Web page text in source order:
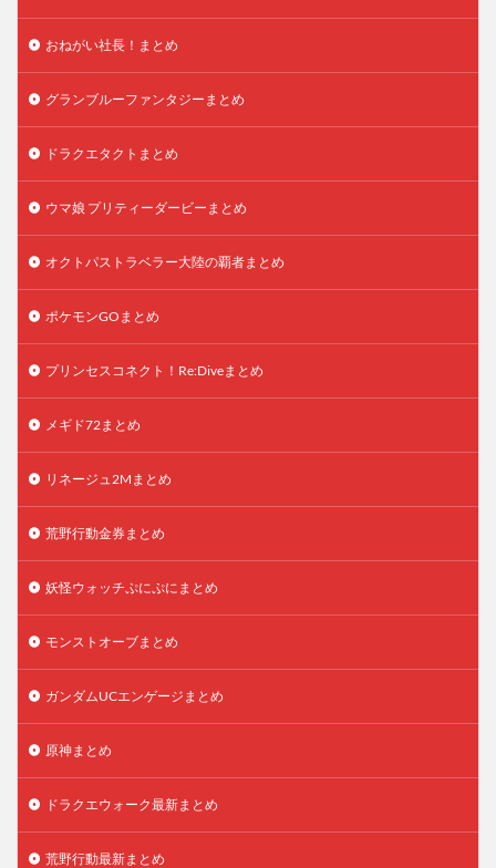
おねがい社長！まとめ
グランブルーファンタジーまとめ
ドラクエタクトまとめ
ウマ娘 プリティーダービーまとめ
オクトパストラベラー大陸の覇者まとめ
ポケモンGOまとめ
プリンセスコネクト！Re:Diveまとめ
メギド72まとめ
リネージュ2Mまとめ
荒野行動金券まとめ
妖怪ウォッチぷにぷにまとめ
モンストオーブまとめ
ガンダムUCエンゲージまとめ
原神まとめ
ドラクエウォーク最新まとめ
荒野行動最新まとめ